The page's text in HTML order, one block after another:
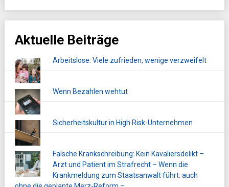
Aktuelle Beiträge
Arbeitslose: Viele zufrieden, wenige verzweifelt
Wenn Bezahlen wehtut
Sicherheitskultur in High Risk-Unternehmen
Falsche Krankschreibung: Kein Kavaliersdelikt –
Arzt und Patient im Strafrecht – Wenn die
Krankmeldung zum Staatsanwalt führt: auch